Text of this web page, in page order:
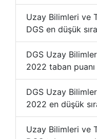
Uzay Bilimleri ve
DGS en düşük
DGS Uzay
2022 taban puanı
DGS Uzay
2022 en düşük
Uzay Bilimleri ve